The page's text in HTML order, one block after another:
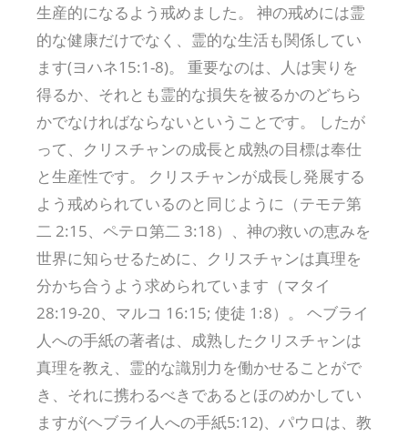
生産的になるよう戒めました。 神の戒めには霊
的な健康だけでなく、霊的な生活も関係してい
ます(ヨハネ15:1-8)。 重要なのは、人は実りを
得るか、それとも霊的な損失を被るかのどちら
かでなければならないということです。 したが
って、クリスチャンの成長と成熟の目標は奉仕
と生産性です。 クリスチャンが成長し発展する
よう戒められているのと同じように（テモテ第
二 2:15、ペテロ第二 3:18）、神の救いの恵みを
世界に知らせるために、クリスチャンは真理を
分かち合うよう求められています（マタイ
28:19-20、マルコ 16:15; 使徒 1:8）。 ヘブライ
人への手紙の著者は、成熟したクリスチャンは
真理を教え、霊的な識別力を働かせることがで
き、それに携わるべきであるとほのめかしてい
ますが(ヘブライ人への手紙5:12)、パウロは、教